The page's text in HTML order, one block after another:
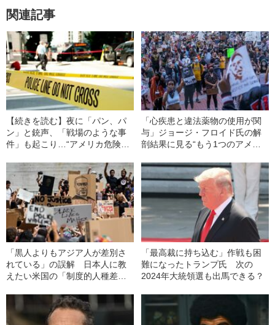
関連記事
【続きを読む】夜に「パン、パ
ン」と銃声、「戦場のような事
件」も起こり…“アメリカ危険都
「心疾患と違法薬物の使用が関
与」ジョージ・フロイド氏の解
剖結果に見る“もう1つのアメリ
「黒人よりもアジア人が差別さ
れている」の誤解 日本人に教
えたい米国の「制度的人種差
「最高裁に持ち込む」作戦も困
難になったトランプ氏 次の
2024年大統領選も出馬できる？